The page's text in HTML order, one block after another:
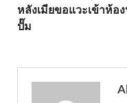
หลังเมียขอแวะเข้าห้อ
ปั๊ม